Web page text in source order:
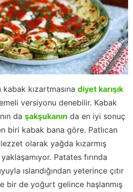
kabak kızartmasına diyet karışık
versiyonu denebilir. Kabak
da şakşukanın da en iyi sonuç
biri kabak bana göre. Patlıcan
olarak yağda kızarmış
Patates fırında
ıslandığından yeterince çıtır
bir de yoğurt gelince haşlanmış